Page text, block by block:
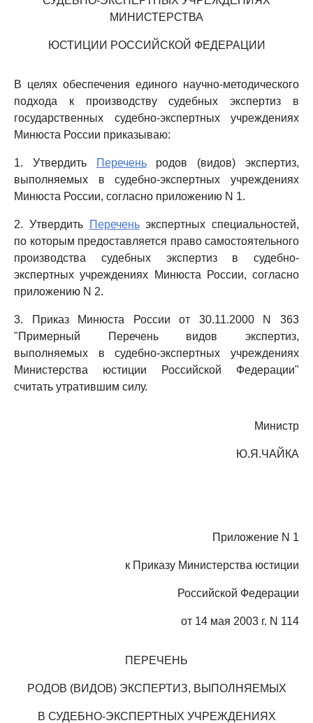
МИНИСТЕРСТВА
ЮСТИЦИИ РОССИЙСКОЙ ФЕДЕРАЦИИ
В целях обеспечения единого научно-методического
подхода к производству судебных экспертиз в
государственных судебно-экспертных учреждениях
Минюста России приказываю:
1. Утвердить Переченьродов (видов) экспертиз,
выполняемых в судебно-экспертных учреждениях
Минюста России, согласно приложению N 1.
2. Утвердить Переченьэкспертных специальностей,
по которым предоставляется право самостоятельного
производства судебных экспертиз в судебно-
экспертных учреждениях Минюста России, согласно
приложению N 2.
3. Приказ Минюста России от 30.11.2000 N 363
"Примерный Перечень видов экспертиз,
выполняемых в судебно-экспертных учреждениях
Министерства юстиции Российской Федерации"
считать утратившим силу.
Министр
Ю.Я.ЧАЙКА
Приложение N 1
к Приказу Министерства юстиции
Российской Федерации
от 14 мая 2003 г. N 114
ПЕРЕЧЕНЬ
РОДОВ (ВИДОВ) ЭКСПЕРТИЗ, ВЫПОЛНЯЕМЫХ
В СУДЕБНО-ЭКСПЕРТНЫХ УЧРЕЖДЕНИЯХ